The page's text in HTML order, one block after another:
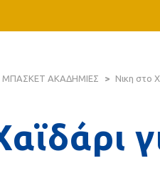
ΜΠΑΣΚΕΤ ΑΚΑΔΗΜΙΕΣ > Νικη στο